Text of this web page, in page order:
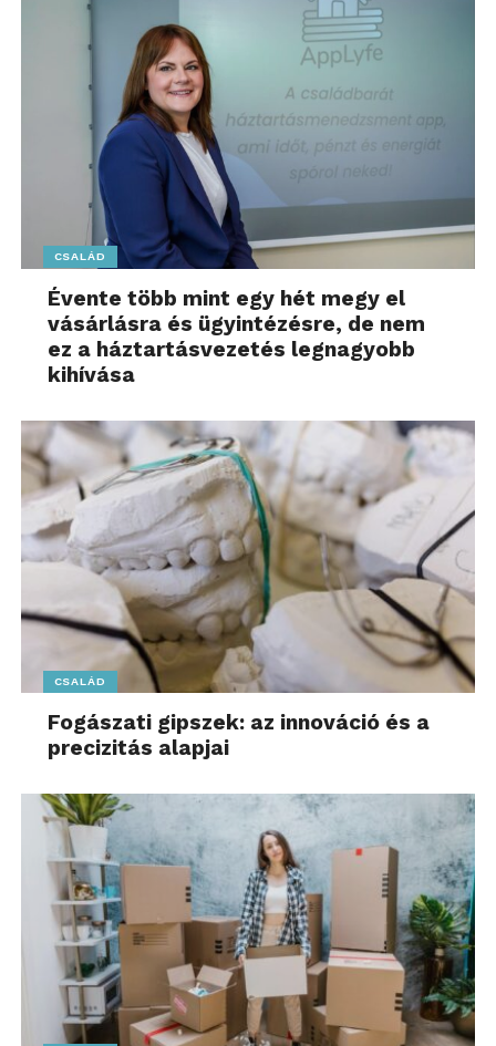
CSALÁD
Évente több mint egy hét megy el
vásárlásra és ügyintézésre, de nem
ez a háztartásvezetés legnagyobb
kihívása
CSALÁD
Fogászati gipszek: az innováció és a
precizitás alapjai